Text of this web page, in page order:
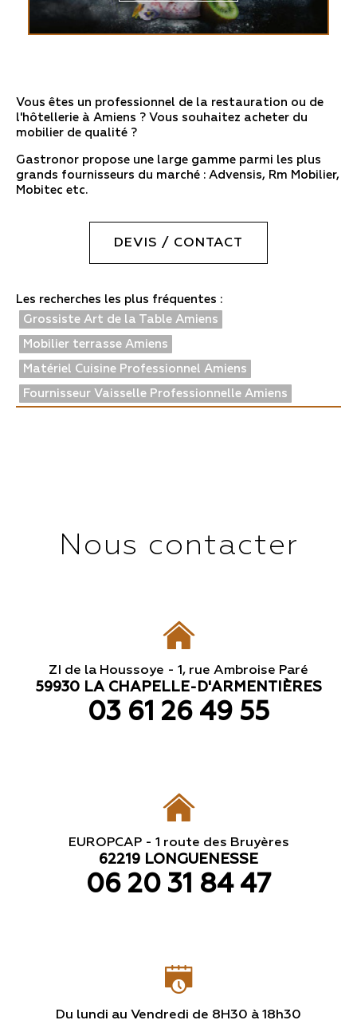
Vous êtes un professionnel de la restauration ou de
l'hôtellerie à Amiens ? Vous souhaitez acheter du
mobilier de qualité ?
Gastronor propose une large gamme parmi les plus
grands fournisseurs du marché : Advensis, Rm Mobilier,
Mobitec etc.
DEVIS / CONTACT
Les recherches les plus fréquentes :
Grossiste Art de la Table Amiens
Mobilier terrasse Amiens
Matériel Cuisine Professionnel Amiens
Fournisseur Vaisselle Professionnelle Amiens
Nous contacter
ZI de la Houssoye - 1, rue Ambroise Paré
59930 LA CHAPELLE-D'ARMENTIÈRES
03 61 26 49 55
EUROPCAP - 1 route des Bruyères
62219 LONGUENESSE
06 20 31 84 47
Du lundi au Vendredi de 8H30 à 18h30